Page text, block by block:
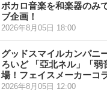
ボカロ音楽を和楽器のみ
ブ企画！
2026年8月05日 18:00
グッドスマイルカンパニ
ろいど 「亞北ネル」「弱
場！フェイスメーカーコ
2026年8月05日 12:00